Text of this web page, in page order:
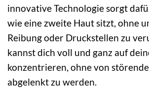
innovative Technologie sorgt
wie eine zweite Haut sitzt, ohne
Reibung oder Druckstellen zu
kannst dich voll und ganz auf
konzentrieren, ohne von
abgelenkt zu werden.